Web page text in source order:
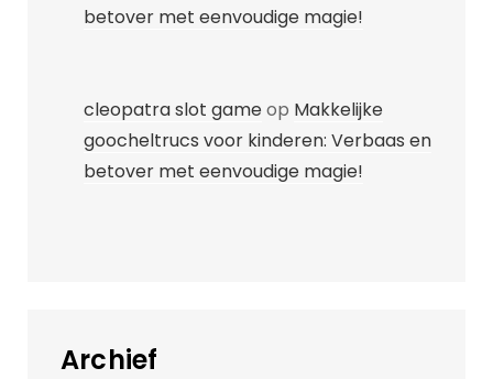
betover met eenvoudige magie!
cleopatra slot gameop Makkelijke
goocheltrucs voor kinderen: Verbaas en
betover met eenvoudige magie!
Archief